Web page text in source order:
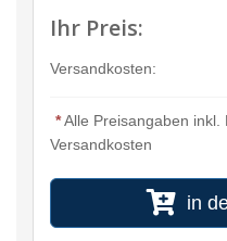
Ihr Preis:
Versandkosten:
*Alle Preisangaben inkl.
Versandkosten
in